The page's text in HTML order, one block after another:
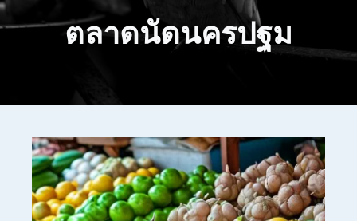
ตลาดนัดนครปฐม